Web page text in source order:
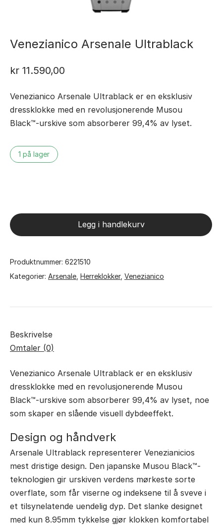
Venezianico Arsenale Ultrablack
kr 11.590,00
Venezianico Arsenale Ultrablack er en eksklusiv
dressklokke med en revolusjonerende Musou
Black™-urskive som absorberer 99,4% av lyset.
1 på lager
Ultrablack
antall
Legg i handlekurv
Produktnummer: 6221510
Kategorier: Arsenale Herreklokker, Venezianico
Beskrivelse
Omtaler (0)
Venezianico Arsenale Ultrablack er en eksklusiv
dressklokke med en revolusjonerende Musou
Black™-urskive som absorberer 99,4% av lyset, noe
som skaper en slående visuell dybdeeffekt.
Design og håndverk
Arsenale Ultrablack representerer Venezianicios
mest dristige design. Den japanske Musou Black™-
teknologien gir urskiven verdens mørkeste sorte
overflate, som får viserne og indeksene til å sveve i
et tilsynelatende uendelig dyp. Det slanke designet
med kun 8.95mm tykkelse gjør klokken komfortabel